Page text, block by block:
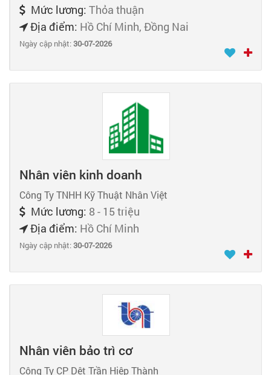
Mức lương: Thỏa thuận
Địa điểm: Hồ Chí Minh, Đồng Nai
Ngày cập nhật:30-07-2026
Nhân viên kinh doanh
Công Ty TNHH Kỹ Thuật Nhân Việt
Mức lương: 8 - 15 triệu
Địa điểm: Hồ Chí Minh
Ngày cập nhật:30-07-2026
Nhân viên bảo trì cơ
Công Ty CP Dệt Trần Hiệp Thành